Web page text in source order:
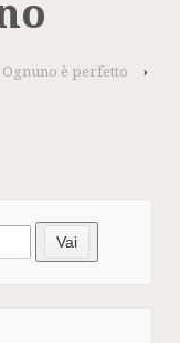
Ognuno è perfetto ›
Vai